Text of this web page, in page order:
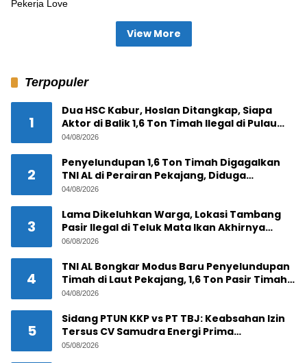
View More
Terpopuler
1
Dua HSC Kabur, Hoslan Ditangkap, Siapa
Aktor di Balik 1,6 Ton Timah Ilegal di Pulau
Pekajang ?
04/08/2026
2
Penyelundupan 1,6 Ton Timah Digagalkan
TNI AL di Perairan Pekajang, Diduga
Melibatkan Jaringan Internasional
04/08/2026
3
Lama Dikeluhkan Warga, Lokasi Tambang
Pasir Ilegal di Teluk Mata Ikan Akhirnya
Digerebek
06/08/2026
4
TNI AL Bongkar Modus Baru Penyelundupan
Timah di Laut Pekajang, 1,6 Ton Pasir Timah
Disembunyikan di Bawah Kerambah, Diduga
04/08/2026
5
Sidang PTUN KKP vs PT TBJ: Keabsahan Izin
Tersus CV Samudra Energi Prima
Dipertanyakan
05/08/2026